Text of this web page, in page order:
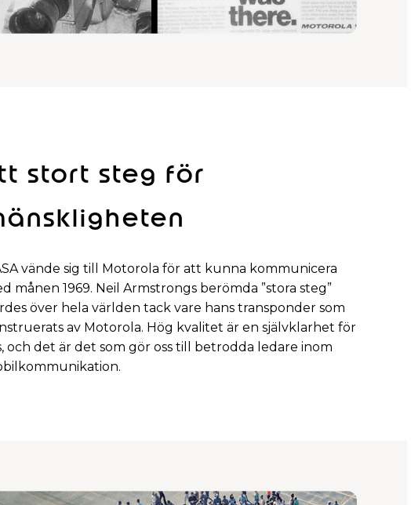
stort steg för
vände sig till Motorola för att kunna kommunicera
månen 1969. Neil Armstrongs berömda ”stora steg”
över hela världen tack vare hans transponder som
av Motorola. Hög kvalitet är en självklarhet för
och det är det som gör oss till betrodda ledare inom